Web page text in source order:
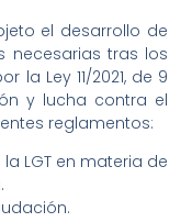
el desarrollo de
necesarias tras los
la Ley 11/2021, de 9
y lucha contra el
reglamentos:
LGT en materia de